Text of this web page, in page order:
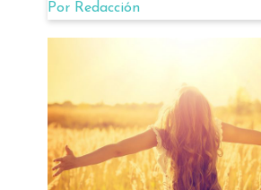
Por Redacción